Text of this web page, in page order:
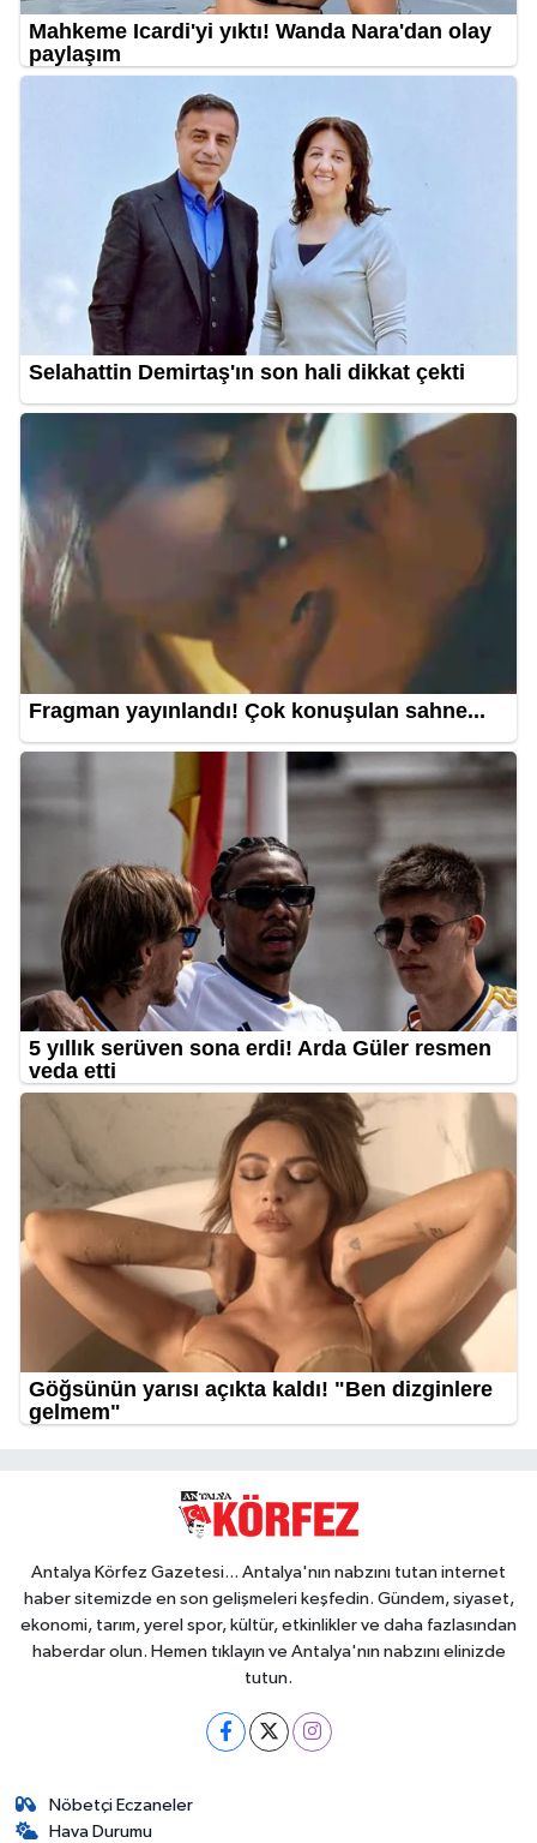
Antalya Körfez Gazetesi... Antalya'nın nabzını tutan internet
haber sitemizde en son gelişmeleri keşfedin. Gündem, siyaset,
ekonomi, tarım, yerel spor, kültür, etkinlikler ve daha fazlasından
haberdar olun. Hemen tıklayın ve Antalya'nın nabzını elinizde
tutun.
Nöbetçi Eczaneler
Hava Durumu